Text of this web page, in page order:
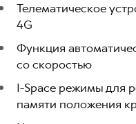
Телематическое
4G
Функция
со скоростью
I-Space режимы для
памяти положения